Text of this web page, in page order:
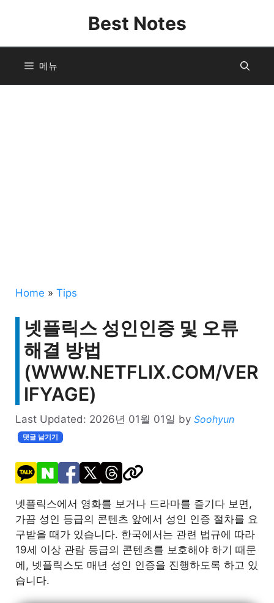
너
Best Notes
메뉴
Home » Tips
넷플릭스 성인인증 및 오류
해결 방법
(WWW.NETFLIX.COM/VER
IFYAGE)
Last Updated: 2026년 01월 01일 by Soohyun
댓글 남기기
넷플릭스에서 영화를 보거나 드라마를 즐기다 보면,
가끔 성인 등급의 콘텐츠 앞에서 성인 인증 절차를 요
구받을 때가 있습니다. 한국에서는 관련 법규에 따라
19세 이상 관람 등급의 콘텐츠를 보호해야 하기 때문
에, 넷플릭스도 매년 성인 인증을 진행하도록 하고 있
습니다.